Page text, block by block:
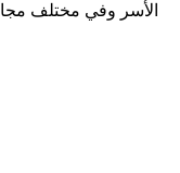
الأسر وفي مختلف